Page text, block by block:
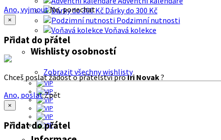
Dárky do 300 Kč
Podzimní nutnosti
Voňavá kolekce
Wishlisty osobností
Zobrazit všechny wishlisty
Ano, vyjmoutNe, ponechat
×
Přidat do přátel
Chceš poslat žádost o přátelství proIri Novak?
Ano, poslatZpět
×
Přidat do přátel